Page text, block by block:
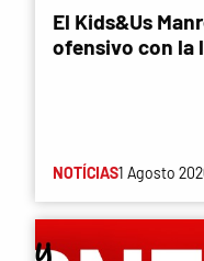
El Kids&Us
ofensivo con la
NOTÍCIAS1 Agosto